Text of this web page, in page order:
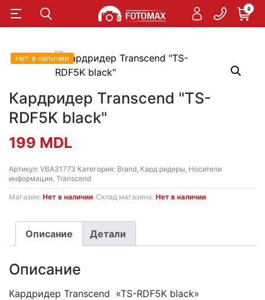
0
Нет в наличии
Кардридер Transcend "TS-
RDF5K black"
199 MDL
Артикул: VBA31773 Категория: Brand, Кард ридеры, Носители
информации, Transcend
Магазин: Нет в наличии Склад магазина: Нет в наличии
Описание Детали
Описание
Кардридер Transcend «TS-RDF5K black»